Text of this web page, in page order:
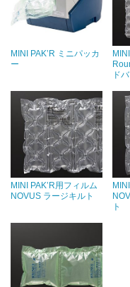
MINI PAK’R ミニパッカ
ー
ド
MINI PAK’R用フィルム
NOVUS ラージキルト
ト